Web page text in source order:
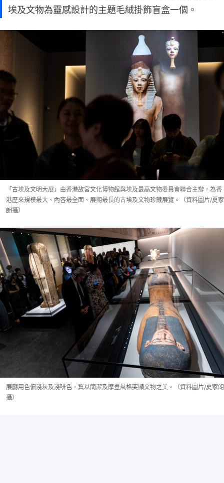
埃及文物為靈感設計的主題毛絨掛飾盲盒一個。
「古埃及文明大展」由香港故宮文化博物館與埃及最高文物委員會聯合主辦，為香
港歷來規模最大、內容最全面、展期最長的古埃及文物珍藏展覽。（資料圖片/夏家
朗攝）
展廳用色偏淺灰及淺啡色，冀以簡潔及摩登風格突顯文物之美。（資料圖片/夏家朗
攝）